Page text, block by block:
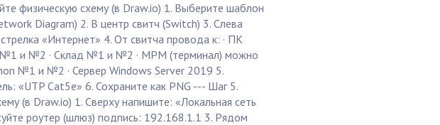
физическую схему (в Draw.io) 1. Выберите шаблон
Diagram) 2. В центр свитч (Switch) 3. Слева
«Интернет» 4. От свитча провода к: · ПК
№1 и №2 · Склад №1 и №2 · MPM (терминал) можно
№1 и №2 · Сервер Windows Server 2019 5.
«UTP Cat5e» 6. Сохраните как PNG --- Шаг 5.
(в Draw.io) 1. Сверху напишите: «Локальная сеть
роутер (шлюз) подпись: 192.168.1.1 3. Рядом